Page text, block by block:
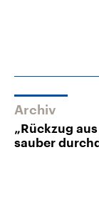
Archiv
„Rückzug
sauber